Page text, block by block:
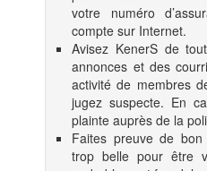
votre numéro
compte sur Internet.
Avisez KenerS de
annonces et des
activité de membres
jugez suspecte. En
plainte auprès de la
Faites preuve de
trop belle pour être